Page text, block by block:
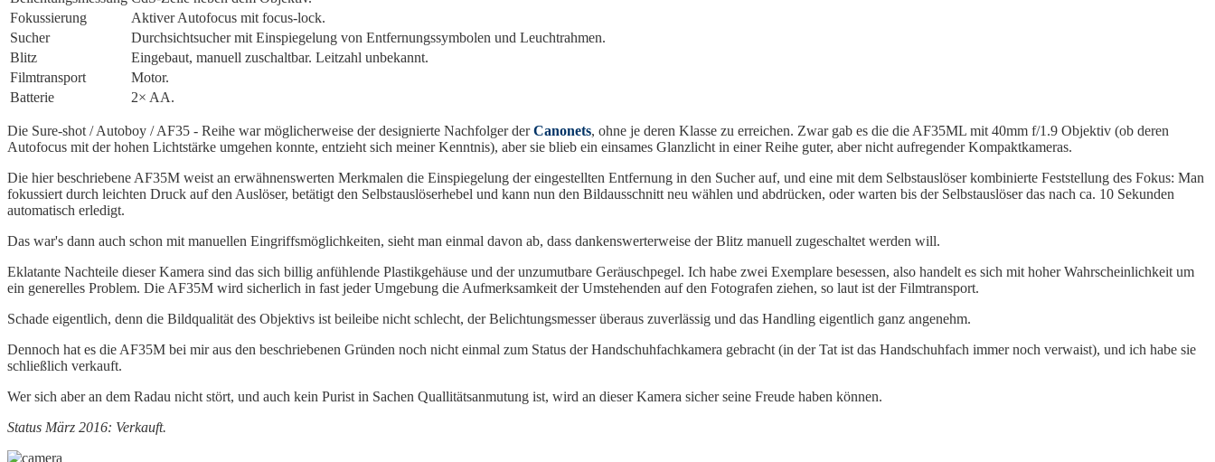
Fokussierung
Aktiver Autofocus mit focus-lock.
Sucher
Durchsichtsucher mit Einspiegelung von Entfernungssymbolen und Leuchtrahmen.
Blitz
Eingebaut, manuell zuschaltbar. Leitzahl unbekannt.
Film­transport
Motor.
Batterie
2× AA.
Die Sure-shot / Autoboy / AF35 - Reihe war möglicherweise der designierte Nachfolger derCanonets, ohne je deren Klasse zu erreichen. Zwar gab es die die AF35ML mit 40mm f/1.9 Objektiv (ob deren
Autofocus mit der hohen Lichtstärke umgehen konnte, entzieht sich meiner Kenntnis), aber sie blieb ein einsames Glanzlicht in einer Reihe guter, aber nicht aufregender Kompaktkameras.
Die hier beschriebene AF35M weist an erwähnenswerten Merkmalen die Einspiegelung der eingestellten Entfernung in den Sucher auf, und eine mit dem Selbstauslöser kombinierte Feststellung des Fokus: Man
fokussiert durch leichten Druck auf den Auslöser, betätigt den Selbstauslöserhebel und kann nun den Bildausschnitt neu wählen und abdrücken, oder warten bis der Selbstauslöser das nach ca. 10 Sekunden
automatisch erledigt.
Das war's dann auch schon mit manuellen Eingriffsmöglichkeiten, sieht man einmal davon ab, dass dankenswerterweise der Blitz manuell zugeschaltet werden will.
Eklatante Nachteile dieser Kamera sind das sich billig anfühlende Plastikgehäuse und der unzumutbare Geräuschpegel. Ich habe zwei Exemplare besessen, also handelt es sich mit hoher Wahrscheinlichkeit um
ein generelles Problem. Die AF35M wird sicherlich in fast jeder Umgebung die Aufmerksamkeit der Umstehenden auf den Fotografen ziehen, so laut ist der Film­transport.
Schade eigentlich, denn die Bildqualität des Objektivs ist beileibe nicht schlecht, der Belichtungsmesser überaus zuverlässig und das Handling eigentlich ganz angenehm.
Dennoch hat es die AF35M bei mir aus den beschriebenen Gründen noch nicht einmal zum Status der Handschuhfachkamera gebracht (in der Tat ist das Handschuhfach immer noch verwaist), und ich habe sie
schließlich verkauft.
Wer sich aber an dem Radau nicht stört, und auch kein Purist in Sachen Quallitätsanmutung ist, wird an dieser Kamera sicher seine Freude haben können.
Status März 2016: Verkauft.